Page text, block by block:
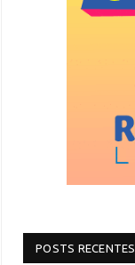
POSTS RECENTES